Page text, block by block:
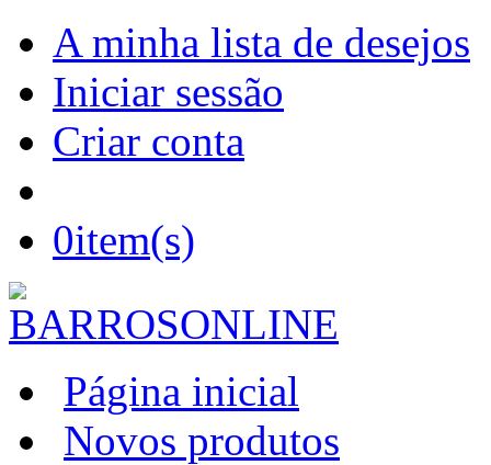
A minha lista de desejos
Iniciar sessão
Criar conta
0item(s)
Página inicial
Novos produtos